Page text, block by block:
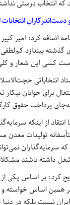
که انتخاب درستی
دست‌اندرکاران
اضافه کرد: امیر
گذشته بیندازد
کسی این شعار و
انتخاباتی
برای جوانان
پرداخت حقوق
انتقاد از اینکه
تولیدات
سرمایه‌گذاران
داشته باشند
کرد: بر اساس یکی از
نیست بلکه در دنیا